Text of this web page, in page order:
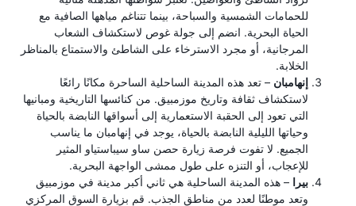
للحمامات الشمسية والسباحة، بينما تتناغم مياهها الصافية مع
الحياة البحرية. انضم إلى جولة غوص لاستكشاف الشعاب
المرجانية، أو مجرد الاسترخاء على الشاطئ والاستمتاع بالمناظر
الخلابة.
إنهامبان – تعد هذه المدينة الساحلية الساحرة مكانًا رائعًا
لاستكشاف ثقافة وتاريخ موزمبيق. من كنائسها التاريخية ومبانيها
التي تعود إلى الحقبة الاستعمارية إلى أسواقها النابضة بالحياة
وحياتها الليلية النابضة بالحياة، يوجد في إنهامبان ما يناسب
الجميع. لا تفوت فرصة زيارة حصن ساو سيباستياو المثير
للإعجاب، أو التنزه على طول ممشى الواجهة البحرية.
بيرا – هذه المدينة الساحلية هي ثاني أكبر مدينة في موزمبيق
وتعد موطنًا لعدد من مناطق الجذب. قم بزيارة السوق المركزي